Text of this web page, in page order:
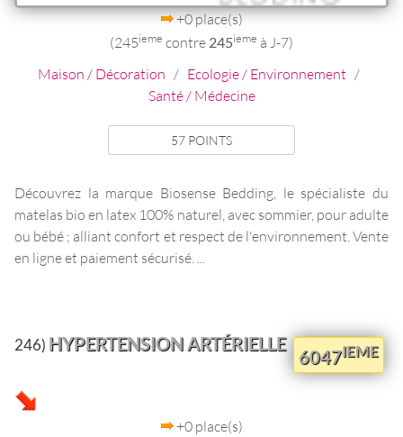
+0 place(s)
(245ieme contre 245ieme à J-7)
Maison / Décoration / Ecologie / Environnement /
Santé / Médecine
57 POINTS
Découvrez la marque Biosense Bedding, le spécialiste du
matelas bio en latex 100% naturel, avec sommier, pour adulte
ou bébé ; alliant confort et respect de l'environnement. Vente
en ligne et paiement sécurisé. ...
246) HYPERTENSION ARTÉRIELLE
6047IEME
+0 place(s)